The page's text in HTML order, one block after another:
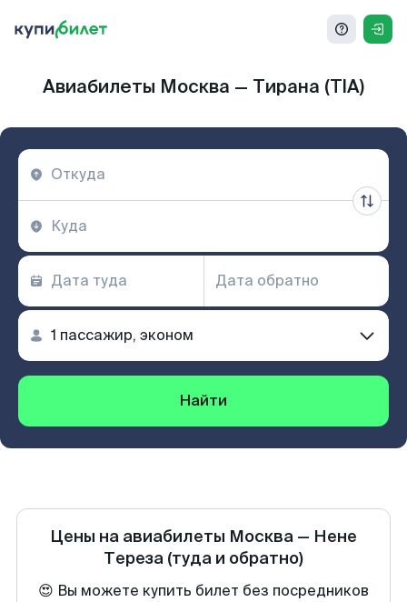
Авиабилеты Москва — Тирана (TIA)
Найти
Цены на авиабилеты Москва — Нене
Тереза (туда и обратно)
😍 Вы можете купить билет без посредников